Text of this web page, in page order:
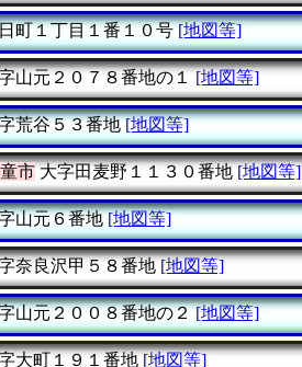
町１丁目１番１０号 [地図等]
山元２０７８番地の１ [地図等]
荒谷５３番地 [地図等]
市大字田麦野１１３０番地 [地図等]
山元６番地 [地図等]
奈良沢甲５８番地 [地図等]
山元２００８番地の２ [地図等]
大町１９１番地 [地図等]